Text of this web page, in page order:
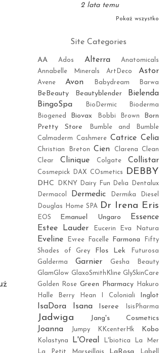
2 lata temu
Pokaż wszystko
Site Categories
AA Ados Alterra
Anatomicals
Annabelle Minerals
ArtDeco Astor
Avene Avon Babydream Barwa
BeBeauty Beautyblender
Bielenda
BingoSpa
BioDermic
Bioderma
Biogened
Biovax Bobbi Brown
Born
Pretty Store
Bumble and Bumble
Calmaderm
Cashmere Catrice Celia
Christian Breton Cien Clarena
Clean
Clear
Clinique Colgate Collistar
Cosmepick DAX COsmetics DEBBY
DHC DKNY Dairy Fun Delia
Dentalux
Dermacol
Dermedic Dermika
Diesel
Douglas Home SPA Dr Irena Eris
EOS Emanuel Ungaro
Essence
Estee Lauder
Eucerin Eva Natura
Eveline Evree Facelle Farmona
Fifty
Shades of Grey
Flos Lek
Futurosa
Galderma
Garnier
Gesha Beauty
GlamGlow GlaxoSmithKline GlySkinCare
Golden Rose Green Pharmacy
Hakuro
Halle Berry
Hean I Coloniali Inglot
IsaDora Isana Iseree IsisPharma
Jadwiga Jang's Cosmetics
Joanna Jumpy KKcenterHk Kobo
Kolastyna L'Oreal L'biotica
La Mer